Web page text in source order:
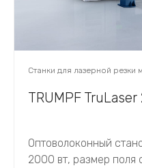
Станки для лазерной резки
TRUMPF
Оптоволоконный
2000 вт, размер поля